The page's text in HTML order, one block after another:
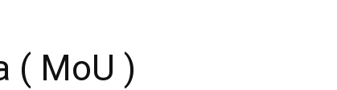
( MoU )